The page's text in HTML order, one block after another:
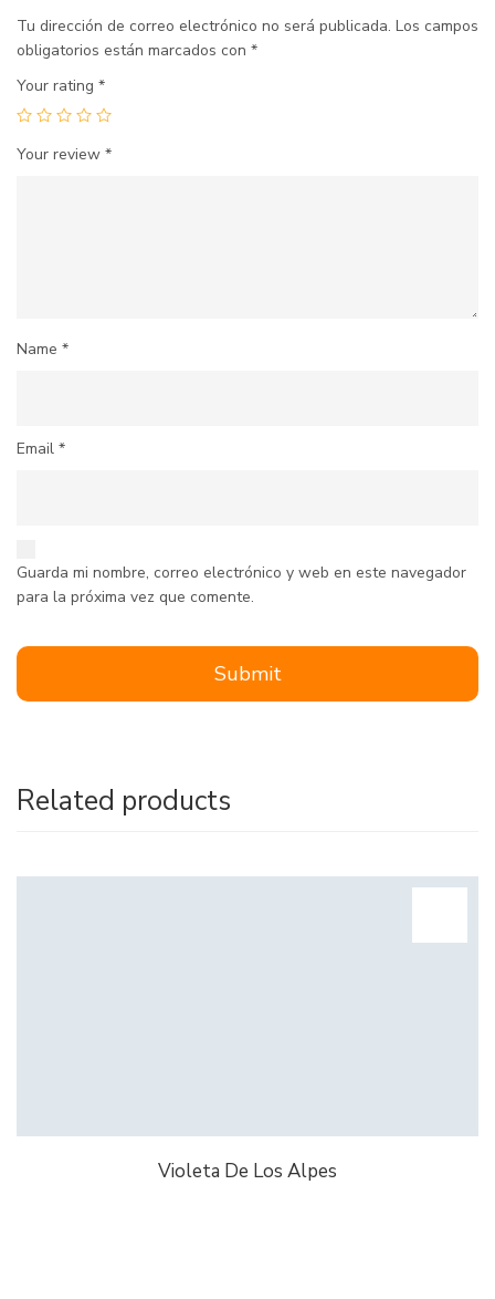
Tu dirección de correo electrónico no será publicada. Los campos
obligatorios están marcados con *
Your rating *
Your review *
Name *
Email *
Guarda mi nombre, correo electrónico y web en este navegador
para la próxima vez que comente.
Related products
Violeta De Los Alpes